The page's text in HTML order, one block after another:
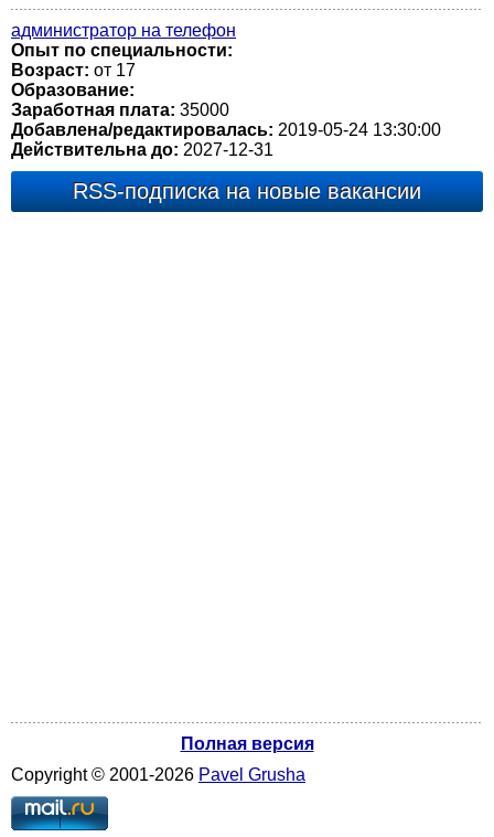
администратор на телефон
Опыт по специальности:
Возраст: от 17
Образование:
Заработная плата: 35000
Добавлена/редактировалась: 2019-05-24 13:30:00
Действительна до: 2027-12-31
RSS-подписка на новые вакансии
Полная версия
Copyright © 2001-2026 Pavel Grusha